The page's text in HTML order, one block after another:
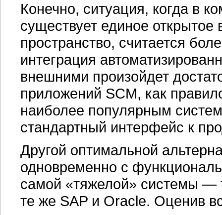
Конечно, ситуация, когда в
существует единое открытое
пространство, считается
интеграция
внешними произойдет
приложений SCM, как
наиболее популярным
стандартный интерфейс к
Другой оптимальной
одновременно с
самой «тяжелой» системы —
те же SAP и Оracle. Оценив